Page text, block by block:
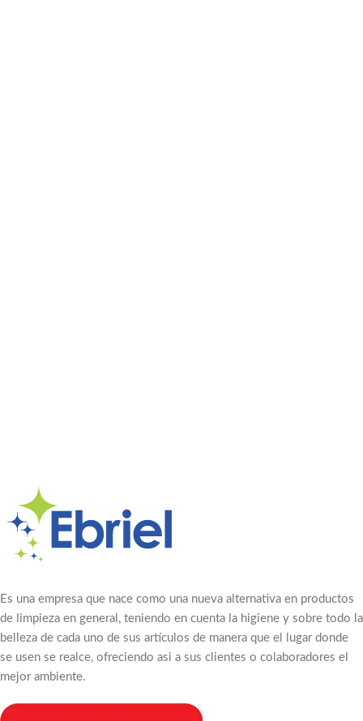
Es una empresa que nace como una nueva alternativa en productos
de limpieza en general, teniendo en cuenta la higiene y sobre todo la
belleza de cada uno de sus artículos de manera que el lugar donde
se usen se realce, ofreciendo asi a sus clientes o colaboradores el
mejor ambiente.